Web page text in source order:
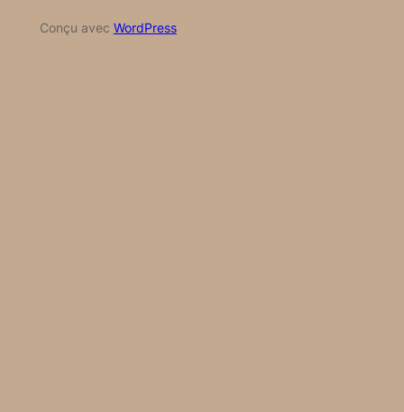
Conçu avec WordPress